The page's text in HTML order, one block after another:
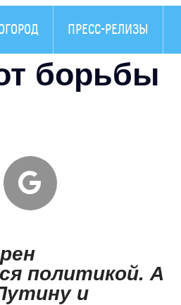
ПРЕСС-РЕЛИЗЫ
борьбы
политикой. А
и